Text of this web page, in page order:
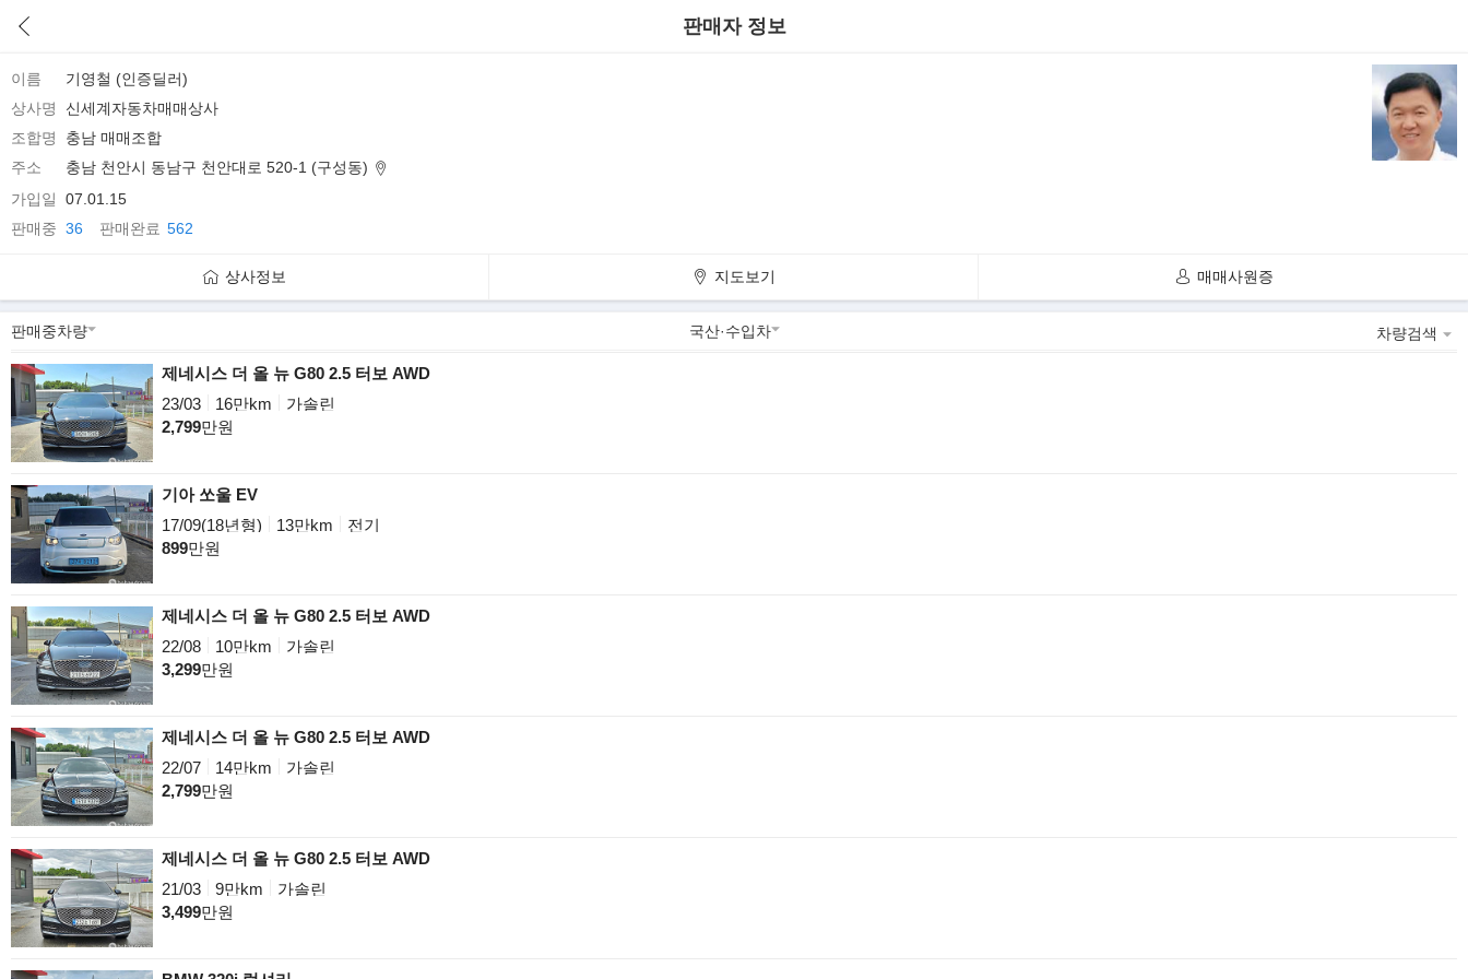
판매자 정보
이름
기영철 (인증딜러)
상사명
신세계자동차매매상사
조합명
충남 매매조합
주소
충남 천안시 동남구 천안대로 520-1 (구성동)
가입일
07.01.15
판매중 36 판매완료 562
상사정보 지도보기 매매사원증
차량검색
제네시스 더 올 뉴 G80 2.5 터보 AWD
23/03
16만km
가솔린
2,799만원
기아 쏘울 EV
17/09(18년형)
13만km
전기
899만원
제네시스 더 올 뉴 G80 2.5 터보 AWD
22/08
10만km
가솔린
3,299만원
제네시스 더 올 뉴 G80 2.5 터보 AWD
22/07
14만km
가솔린
2,799만원
제네시스 더 올 뉴 G80 2.5 터보 AWD
21/03
9만km
가솔린
3,499만원